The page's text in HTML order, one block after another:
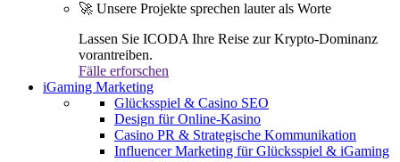
🚀 Unsere Projekte sprechen lauter als Worte
Lassen Sie ICODA Ihre Reise zur Krypto-Dominanz
vorantreiben.
Fälle erforschen
iGaming Marketing
Glücksspiel & Casino SEO
Design für Online-Kasino
Casino PR & Strategische Kommunikation
Influencer Marketing für Glücksspiel & iGaming